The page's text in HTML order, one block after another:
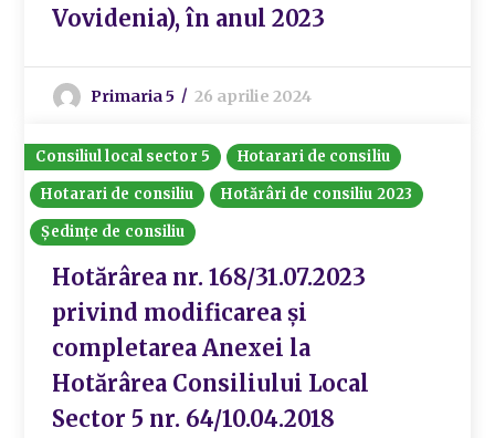
Vovidenia), în anul 2023
Primaria 5 26 aprilie 2024
Consiliul local sector 5
Hotarari de consiliu
Hotarari de consiliu
Hotărâri de consiliu 2023
Ședințe de consiliu
Hotărârea nr. 168/31.07.2023
privind modificarea și
completarea Anexei la
Hotărârea Consiliului Local
Sector 5 nr. 64/10.04.2018